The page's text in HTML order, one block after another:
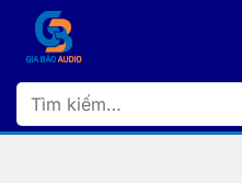
dung
Tìm
kiếm: